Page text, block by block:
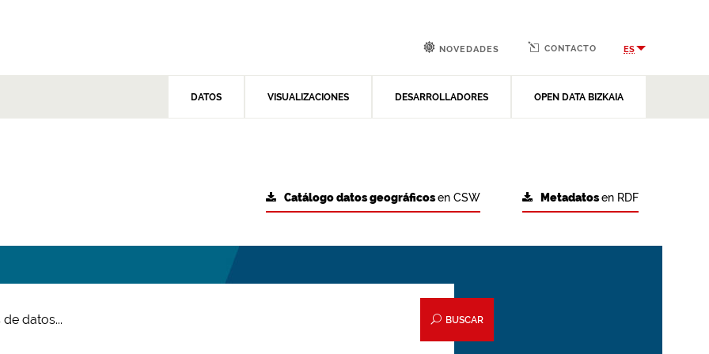
DATOS VISUALIZACIONES DESARROLLADORES OPEN DATA BIZKAIA
NOVEDADES CONTACTO ES
Metadatosen RDF
Catálogo datos geográficosen CSW
BUSCAR